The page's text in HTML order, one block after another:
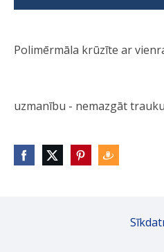
Polimērmāla krūzīte ar
uzmanību - nemazgāt